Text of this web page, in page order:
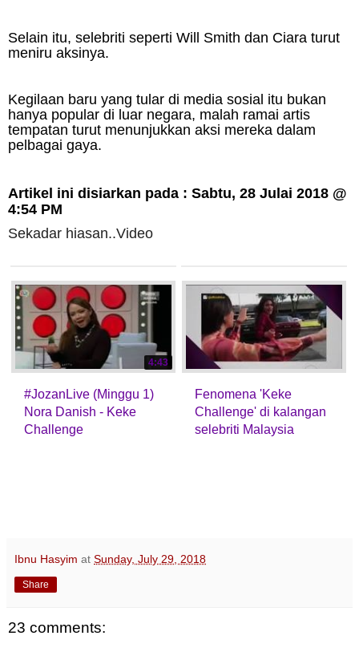
Selain itu, selebriti seperti Will Smith dan Ciara turut
meniru aksinya.
Kegilaan baru yang tular di media sosial itu bukan
hanya popular di luar negara, malah ramai artis
tempatan turut menunjukkan aksi mereka dalam
pelbagai gaya.
Artikel ini disiarkan pada : Sabtu, 28 Julai 2018 @
4:54 PM
Sekadar hiasan..Video
4:43
#JozanLive (Minggu 1)
Nora Danish - Keke
Challenge
Fenomena 'Keke
Challenge' di kalangan
selebriti Malaysia
Ibnu Hasyim at Sunday, July 29, 2018
Share
23 comments: